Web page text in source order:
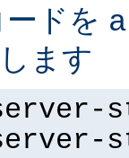
ドを
ます